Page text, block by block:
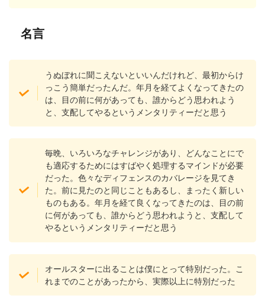
名言
うぬぼれに聞こえないといいんだけれど、最初からけ
っこう簡単だったんだ。年月を経てよくなってきたの
は、目の前に何があっても、誰からどう思われよう
と、支配してやるというメンタリティーだと思う
毎晩、いろいろなチャレンジがあり、どんなことにで
も適応するためにはすばやく処理するマインドが必要
だった。色々なディフェンスのカバレージを見てき
た。前に見たのと同じこともあるし、まったく新しい
ものもある。年月を経て良くなってきたのは、目の前
に何があっても、誰からどう思われようと、支配して
やるというメンタリティーだと思う
オールスターに出ることは僕にとって特別だった。こ
れまでのことがあったから、実際以上に特別だった